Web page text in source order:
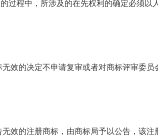
程中，所涉及的在先权利的确定必须以
的决定不申请复审或者对商标评审委员
的注册商标，由商标局予以公告，该注